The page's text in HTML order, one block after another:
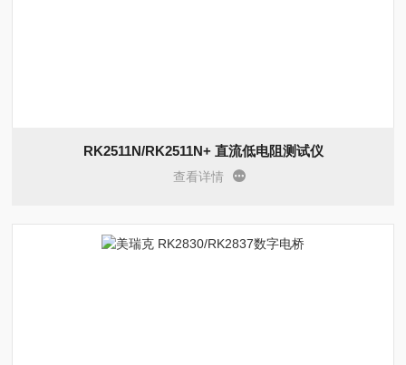
RK2511N/RK2511N+ 直流低电阻测试仪
查看详情